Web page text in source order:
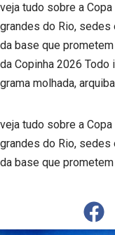
veja tudo sobre a
grandes do Rio, sedes
da base que
da Copinha 2026
grama molhada,
veja tudo sobre a
grandes do Rio, sedes
da base que prometem